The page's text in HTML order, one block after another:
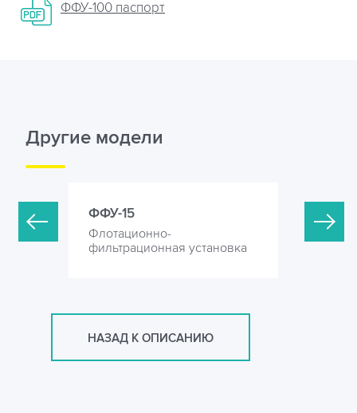
ФФУ-100 паспорт
Другие модели
ФФУ-15
Флотационно-
фильтрационная установка
ФФУ-30
НАЗАД К ОПИСАНИЮ